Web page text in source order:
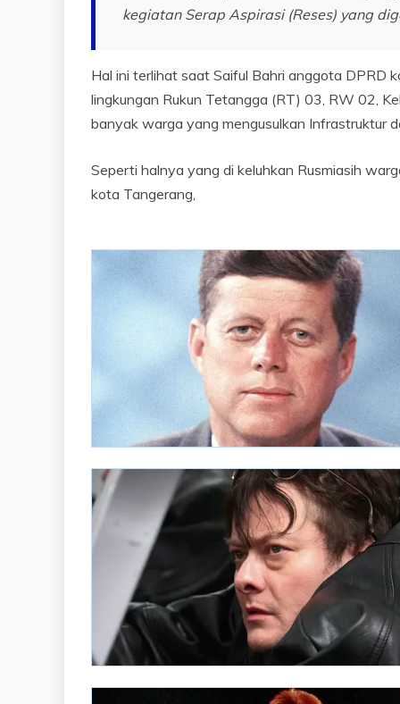
kegiatan Serap Aspirasi (Reses) yang
Hal ini terlihat saat Saiful Bahri anggota DPRD
lingkungan Rukun Tetangga (RT) 03, RW 02,
banyak warga yang mengusulkan Infrastruktur
Seperti halnya yang di keluhkan Rusmiasih
kota Tangerang,